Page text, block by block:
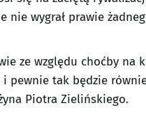
wygrał prawie
ze względu choćby na
pewnie tak będzie
Piotra Zielińskiego.